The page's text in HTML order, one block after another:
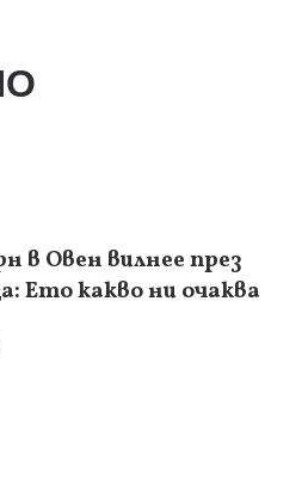
в Овен вилнее през
Ето какво ни очаква